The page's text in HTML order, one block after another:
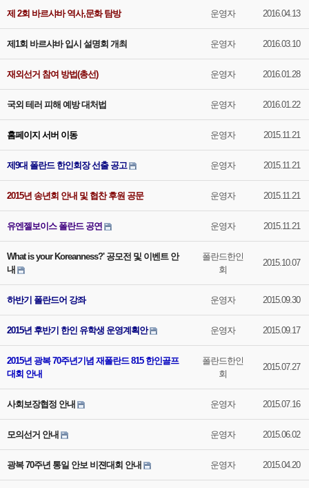
제 2회 바르샤바 역사,문화 탐방 운영자 2016.04.13
제1회 바르샤바 입시 설명회 개최 운영자 2016.03.10
재외선거 참여 방법(총선) 운영자 2016.01.28
국외 테러 피해 예방 대처법 운영자 2016.01.22
홈페이지 서버 이동 운영자 2015.11.21
제9대 폴란드 한인회장 선출 공고 운영자 2015.11.21
2015년 송년회 안내 및 협찬 후원 공문 운영자 2015.11.21
유엔젤보이스 폴란드 공연 운영자 2015.11.21
What is your Koreanness?' 공모전 및 이벤트 안
내
폴란드한인
회
2015.10.07
하반기 폴란드어 강좌 운영자 2015.09.30
2015년 후반기 한인 유학생 운영계획안 운영자 2015.09.17
2015년 광복 70주년기념 재폴란드 815 한인골프
대회 안내
폴란드한인
회
2015.07.27
사회보장협정 안내 운영자 2015.07.16
모의선거 안내 운영자 2015.06.02
광복 70주년 통일 안보 비젼대회 안내 운영자 2015.04.20